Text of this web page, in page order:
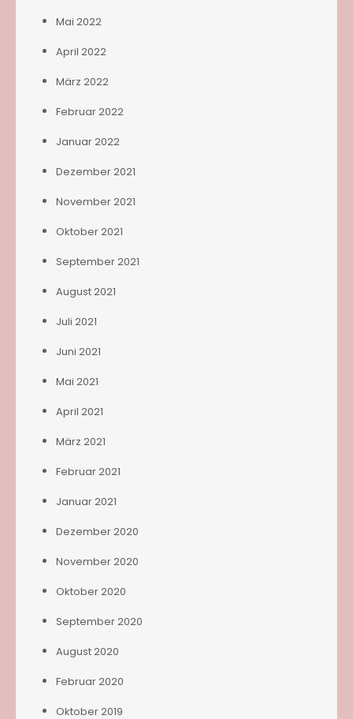
Mai 2022
April 2022
März 2022
Februar 2022
Januar 2022
Dezember 2021
November 2021
Oktober 2021
September 2021
August 2021
Juli 2021
Juni 2021
Mai 2021
April 2021
März 2021
Februar 2021
Januar 2021
Dezember 2020
November 2020
Oktober 2020
September 2020
August 2020
Februar 2020
Oktober 2019